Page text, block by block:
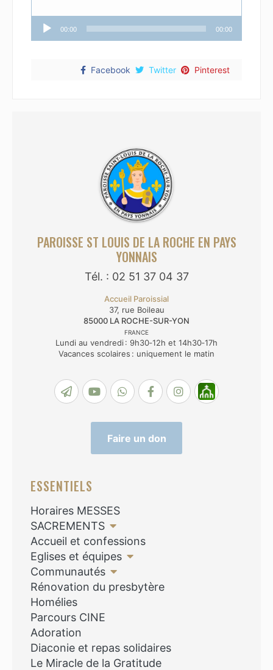
PAROISSE ST LOUIS DE LA ROCHE EN PAYS
YONNAIS
Tél. : 02 51 37 04 37
Accueil Paroissial
37, rue Boileau
85000 LA ROCHE-SUR-YON
FRANCE
Lundi au vendredi : 9h30‑12h et 14h30‑17h
Vacances scolaires : uniquement le matin
Faire un don
ESSENTIELS
Horaires MESSES
SACREMENTS
Accueil et confessions
Eglises et équipes
Communautés
Rénovation du presbytère
Homélies
Parcours CINE
Adoration
Diaconie et repas solidaires
Le Miracle de la Gratitude
Lecteur
audio
00:00 00:00
Facebook Twitter Pinterest